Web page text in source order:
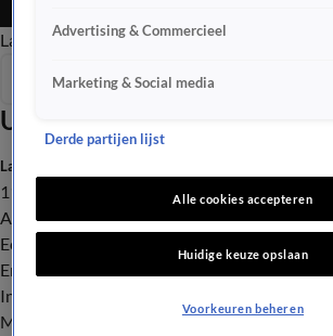
Late EditieOchtend EditieVroege Editie
Uitzendingen
Seizoen 2025
Laatste nieuws
112
Advies & Tips
Economie
Entertainment
Infrastructuur
Milieu en Gezondheid
Advertising & Commercieel
Marketing & Social media
Derde partijen lijst
Alle cookies accepteren
Huidige keuze opslaan
Voorkeuren beheren